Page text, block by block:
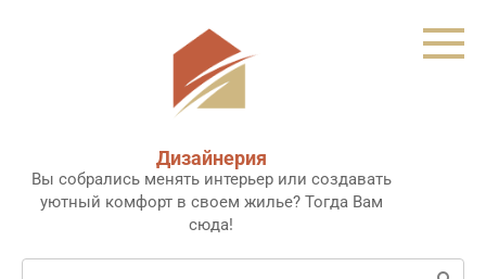
Дизайнерия
Вы собрались менять интерьер или создавать
уютный комфорт в своем жилье? Тогда Вам
сюда!
Поиск: